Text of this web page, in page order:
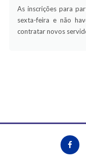
As inscrições para
sexta-feira e não
contratar novos